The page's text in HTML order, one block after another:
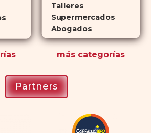
Talleres
Supermercados
Abogados
máscategorías
Partners